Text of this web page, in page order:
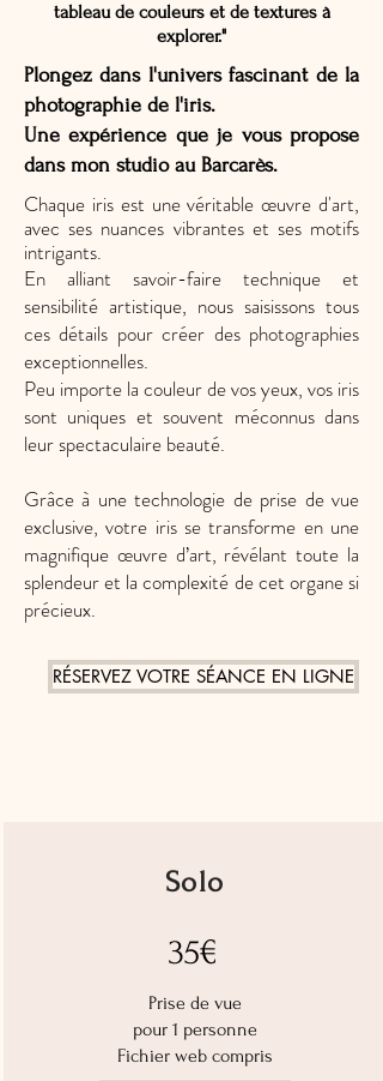
tableau de couleurs et de textures à
explorer."
Plongez dans l'univers fascinant de la
photographie de l'iris.
Une expérience que je vous propose
dans mon studio au Barcarès.
Chaque iris est une véritable œuvre d'art,
avec ses nuances vibrantes et ses motifs
intrigants.
En alliant savoir-faire technique et
sensibilité artistique, nous saisissons tous
ces détails pour créer des photographies
exceptionnelles.
Peu importe la couleur de vos yeux, vos iris
sont uniques et souvent méconnus dans
leur spectaculaire beauté.
Grâce à une technologie de prise de vue
exclusive, votre iris se transforme en une
magnifique œuvre d’art, révélant toute la
splendeur et la complexité de cet organe si
précieux.
RÉSERVEZ VOTRE SÉANCE EN LIGNE
Solo
35€
Prise de vue
pour 1 personne
Fichier web compris